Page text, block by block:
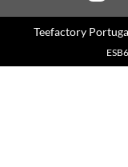
Teefactory